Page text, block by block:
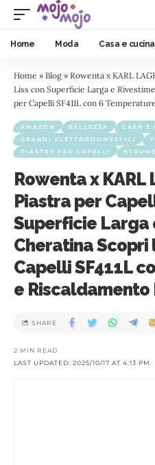
Home Moda Casa e cucina
Home » Blog » Rowenta x KARL
Liss con Superficie Larga e
per Capelli SF411L con 6
AMAZON BELLEZZA CASA E
GRANDI ELETTRODOMESTICI
PIASTRE PER CAPELLI
Rowenta x KARL
Piastra per
Superficie Larga
Cheratina Scopri
Capelli SF411L
e Riscaldamento
LAST UPDATED: 2025/10/17 AT 4:13 PM
2 MIN READ
SHARE